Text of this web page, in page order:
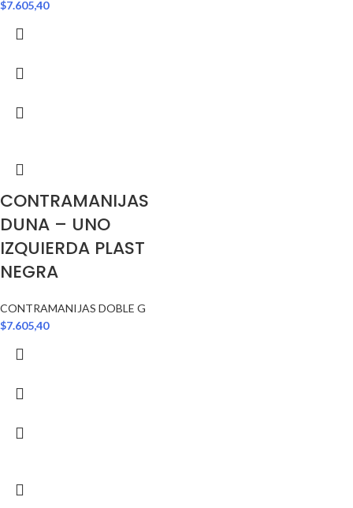
$7.605,40
CONTRAMANIJAS
DUNA – UNO
IZQUIERDA PLAST
NEGRA
CONTRAMANIJAS DOBLE G
$7.605,40